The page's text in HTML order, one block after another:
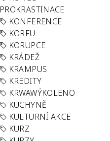
PROKRASTINACE
KONFERENCE
KORFU
KORUPCE
KRÁDEŽ
KRAMPUS
KREDITY
KRWAWÝKOLENO
KUCHYNĚ
KULTURNÍ AKCE
KURZ